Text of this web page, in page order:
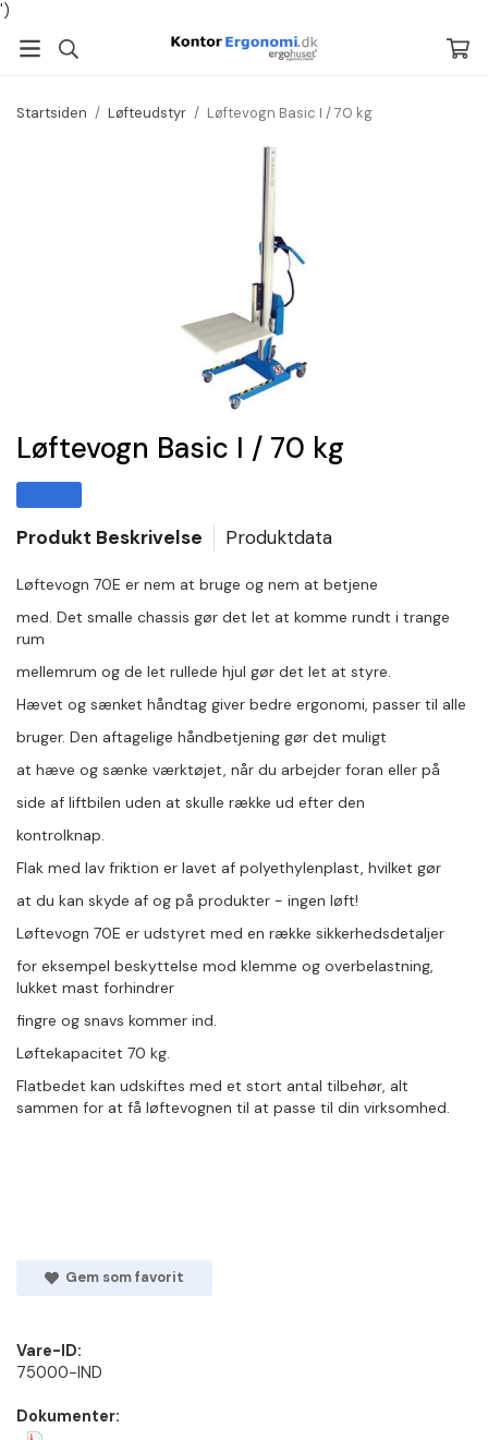
')
Startsiden / Løfteudstyr / Løftevogn Basic I / 70 kg
Løftevogn Basic I / 70 kg
Produkt Beskrivelse Produktdata
Løftevogn 70E er nem at bruge og nem at betjene
med. Det smalle chassis gør det let at komme rundt i trange
rum
mellemrum og de let rullede hjul gør det let at styre.
Hævet og sænket håndtag giver bedre ergonomi, passer til alle
bruger. Den aftagelige håndbetjening gør det muligt
at hæve og sænke værktøjet, når du arbejder foran eller på
side af liftbilen uden at skulle række ud efter den
kontrolknap.
Flak med lav friktion er lavet af polyethylenplast, hvilket gør
at du kan skyde af og på produkter - ingen løft!
Løftevogn 70E er udstyret med en række sikkerhedsdetaljer
for eksempel beskyttelse mod klemme og overbelastning,
lukket mast forhindrer
fingre og snavs kommer ind.
Løftekapacitet 70 kg.
Flatbedet kan udskiftes med et stort antal tilbehør, alt
sammen for at få løftevognen til at passe til din virksomhed.
Gem som favorit
Vare-ID:
75000-IND
Dokumenter: